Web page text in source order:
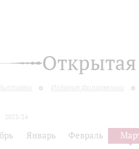
Издания филармонии
2023/24
Январь Февраль